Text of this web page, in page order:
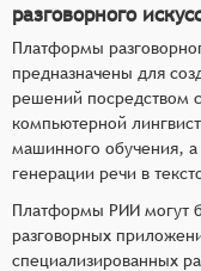
разговорного
Платформы
предназначены для
решений посредством
компьютерной
машинного обучения, а
генерации речи в
Платформы РИИ могут
разговорных
специализированных